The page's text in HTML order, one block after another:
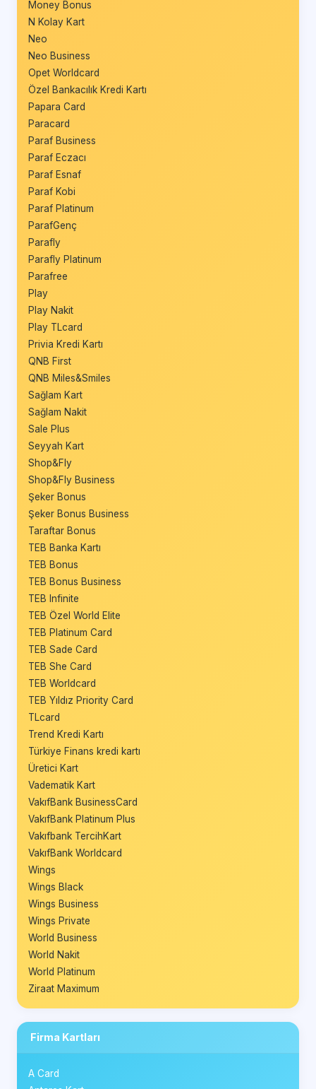
Money Bonus
N Kolay Kart
Neo
Neo Business
Opet Worldcard
Özel Bankacılık Kredi Kartı
Papara Card
Paracard
Paraf Business
Paraf Eczacı
Paraf Esnaf
Paraf Kobi
Paraf Platinum
ParafGenç
Parafly
Parafly Platinum
Parafree
Play
Play Nakit
Play TLcard
Privia Kredi Kartı
QNB First
QNB Miles&Smiles
Sağlam Kart
Sağlam Nakit
Sale Plus
Seyyah Kart
Shop&Fly
Shop&Fly Business
Şeker Bonus
Şeker Bonus Business
Taraftar Bonus
TEB Banka Kartı
TEB Bonus
TEB Bonus Business
TEB Infinite
TEB Özel World Elite
TEB Platinum Card
TEB Sade Card
TEB She Card
TEB Worldcard
TEB Yıldız Priority Card
TLcard
Trend Kredi Kartı
Türkiye Finans kredi kartı
Üretici Kart
Vadematik Kart
VakıfBank BusinessCard
VakıfBank Platinum Plus
Vakıfbank TercihKart
VakıfBank Worldcard
Wings
Wings Black
Wings Business
Wings Private
World Business
World Nakit
World Platinum
Ziraat Maximum
Firma Kartları
A Card